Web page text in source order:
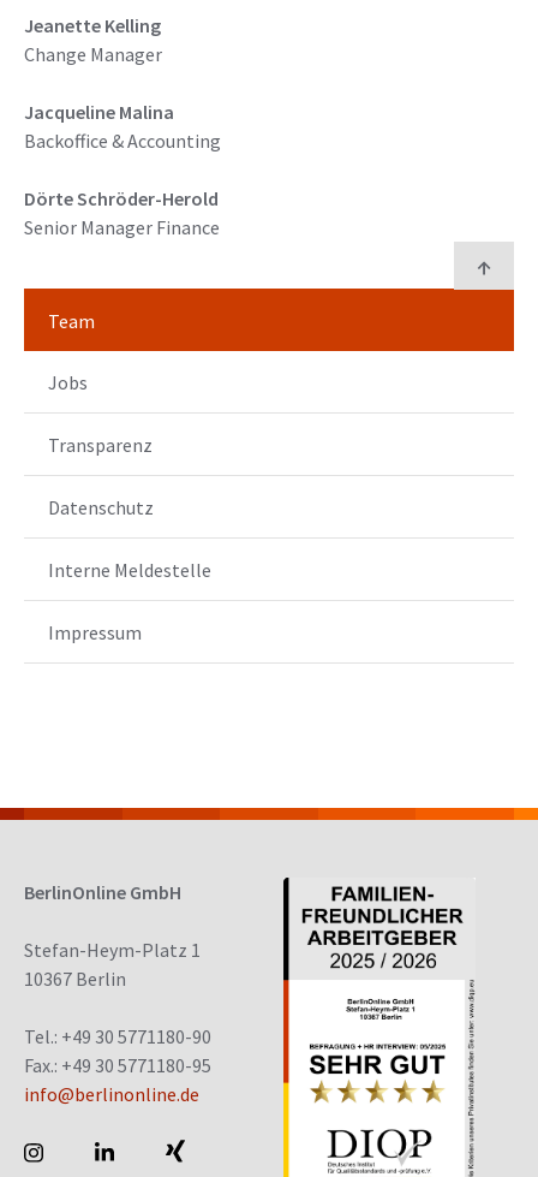
Jeanette Kelling
Change Manager
Jacqueline Malina
Backoffice & Accounting
Dörte Schröder-Herold
Senior Manager Finance
Team
Jobs
Transparenz
Datenschutz
Interne Meldestelle
Impressum
BerlinOnline GmbH
Stefan-Heym-Platz 1
10367 Berlin
Tel.: +49 30 5771180-90
Fax.: +49 30 5771180-95
info@berlinonline.de